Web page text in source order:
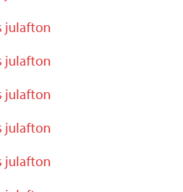
julafton
julafton
julafton
julafton
julafton